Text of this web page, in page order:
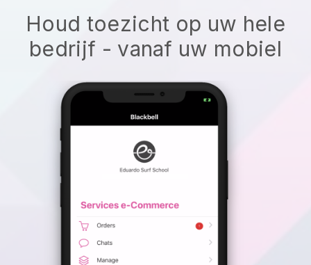
Houd toezicht op uw hele
bedrijf - vanaf uw mobiel